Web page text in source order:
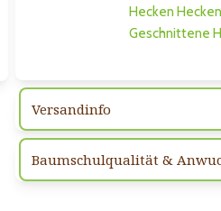
Hecken
Geschnittene
Versandinfo
Baumschulqualität &